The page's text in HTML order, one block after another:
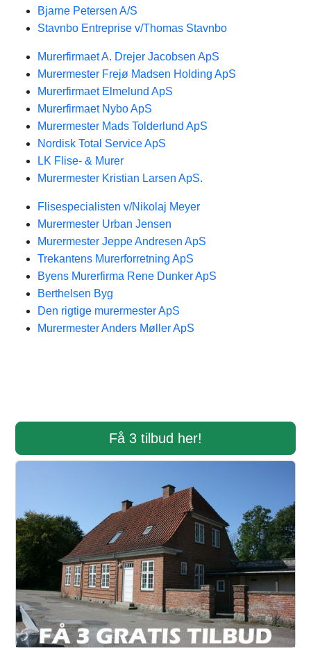
Bjarne Petersen A/S
Stavnbo Entreprise v/Thomas Stavnbo
Murerfirmaet A. Drejer Jacobsen ApS
Murermester Frejø Madsen Holding ApS
Murerfirmaet Elmelund ApS
Murerfirmaet Nybo ApS
Murermester Mads Tolderlund ApS
Nordisk Total Service ApS
LK Flise- & Murer
Murermester Kristian Larsen ApS.
Flisespecialisten v/Nikolaj Meyer
Murermester Urban Jensen
Murermester Jeppe Andresen ApS
Trekantens Murerforretning ApS
Byens Murerfirma Rene Dunker ApS
Berthelsen Byg
Den rigtige murermester ApS
Murermester Anders Møller ApS
Få 3 tilbud her!